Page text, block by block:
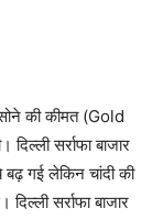
की कीमत (Gold
सर्राफा बाजार
बढ़ गई लेकिन चांदी की
सर्राफा बाजार